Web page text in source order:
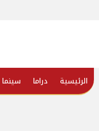
الرئيسية دراما سينما